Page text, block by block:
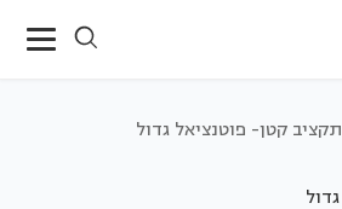
תקציב קטן- פוטנציאל גדול